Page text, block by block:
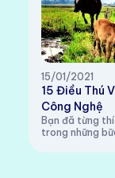
15/01/2021
15 Điều Thú
Công Nghệ
Bạn đã từng
trong những